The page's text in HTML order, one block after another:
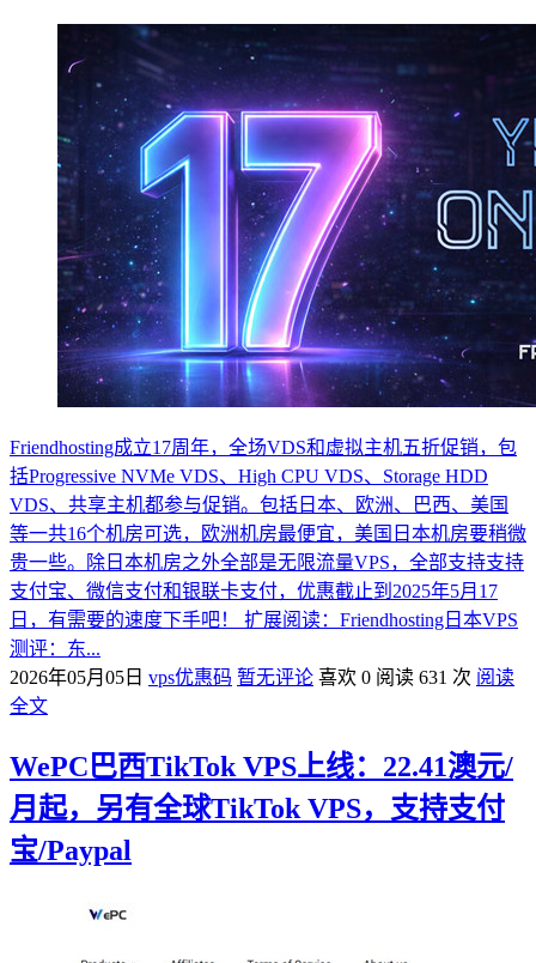
Friendhosting成立17周年，全场VDS和虚拟主机五折促销，包
括Progressive NVMe VDS、High CPU VDS、Storage HDD
VDS、共享主机都参与促销。包括日本、欧洲、巴西、美国
等一共16个机房可选，欧洲机房最便宜，美国日本机房要稍微
贵一些。除日本机房之外全部是无限流量VPS，全部支持支持
支付宝、微信支付和银联卡支付，优惠截止到2025年5月17
日，有需要的速度下手吧！ 扩展阅读：Friendhosting日本VPS
测评：东...
2026年05月05日 vps优惠码 暂无评论 喜欢 0 阅读 631 次 阅读
全文
WePC巴西TikTok VPS上线：22.41澳元/
月起，另有全球TikTok VPS，支持支付
宝/Paypal